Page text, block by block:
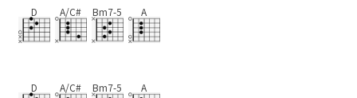
D A/C# Bm7-5 A
D A/C# Bm7-5 A